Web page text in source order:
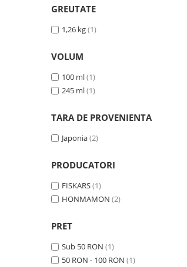
Dusuri solare
Filtrare piscina
Incalzire piscina
WELLNESS SPA
Minipiscine
Minipiscine gonflabile
Accesorii minipiscine
Intretinere minipiscine
Afumatoare
GREUTATE
1,26 kg(1)
VOLUM
100 ml(1)
245 ml(1)
TARA DE PROVENIENTA
Japonia(2)
PRODUCATORI
FISKARS(1)
HONMAMON (2)
PRET
Sub 50 RON (1)
50 RON - 100 RON (1)